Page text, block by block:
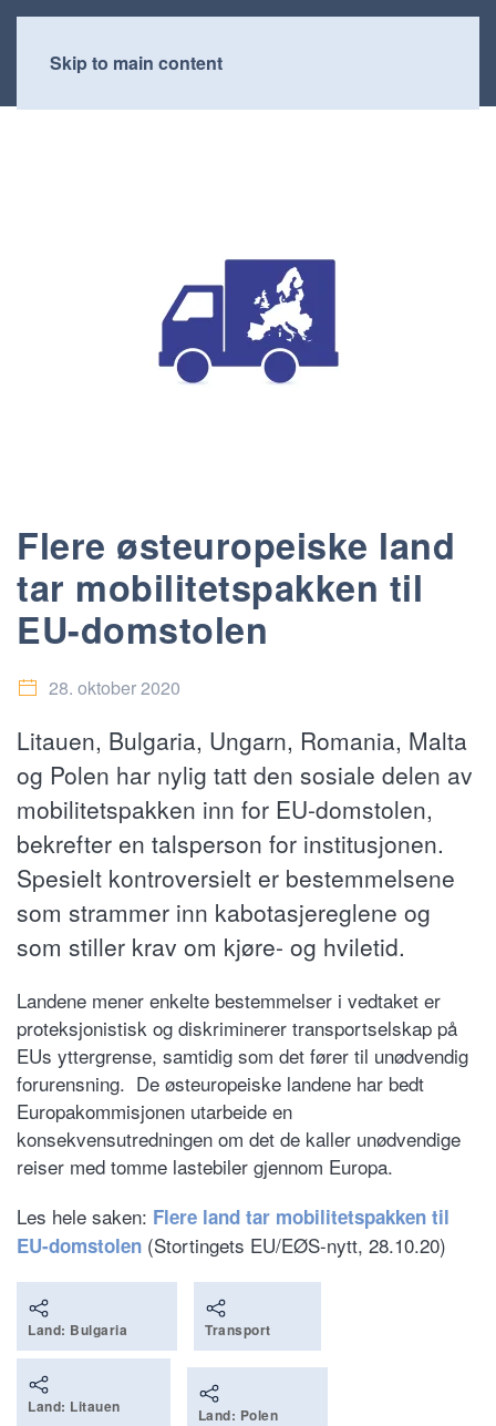
Skip to main content
Flere østeuropeiske land
tar mobilitetspakken til
EU-domstolen
28. oktober 2020
Litauen, Bulgaria, Ungarn, Romania, Malta
og Polen har nylig tatt den sosiale delen av
mobilitetspakken inn for EU-domstolen,
bekrefter en talsperson for institusjonen.
Spesielt kontroversielt er bestemmelsene
som strammer inn kabotasjereglene og
som stiller krav om kjøre- og hviletid.
Landene mener enkelte bestemmelser i vedtaket er
proteksjonistisk og diskriminerer transportselskap på
EUs yttergrense, samtidig som det fører til unødvendig
forurensning. De østeuropeiske landene har bedt
Europakommisjonen utarbeide en
konsekvensutredningen om det de kaller unødvendige
reiser med tomme lastebiler gjennom Europa.
Les hele saken: Flere land tar mobilitetspakken til
EU-domstolen (Stortingets EU/EØS-nytt, 28.10.20)
Land: Bulgaria Transport
Land: Litauen Land: Polen